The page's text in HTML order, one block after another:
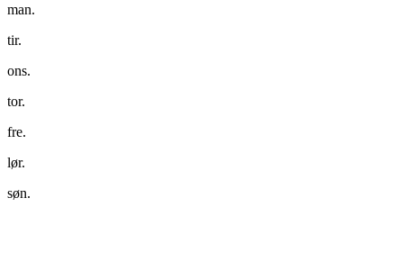
man.
tir.
ons.
tor.
fre.
lør.
søn.